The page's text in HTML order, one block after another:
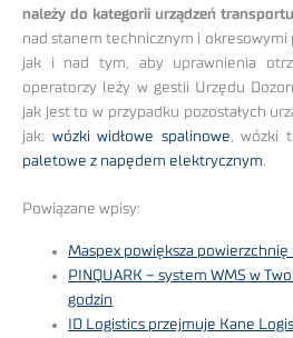
należy do kategorii urządzeń
nad stanem technicznym i okresowymi
jak i nad tym, aby uprawnienia
operatorzy leży w gestii Urzędu
jak jest to w przypadku pozostałych
jak: wózki widłowe spalinowe, wózki
paletowe z napędem elektrycznym.
Powiązane wpisy:
Maspex powiększa powierzchnię
PINQUARK – system WMS w
godzin
ID Logistics przejmuje Kane